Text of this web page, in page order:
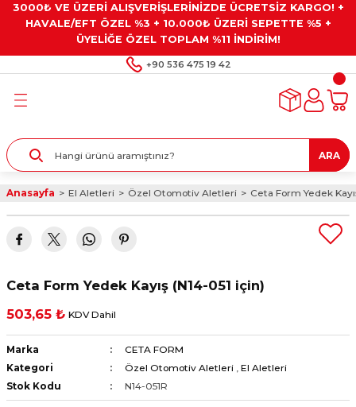
3000₺ VE ÜZERİ ALIŞVERİŞLERİNİZDE ÜCRETSİZ KARGO! +
HAVALE/EFT ÖZEL %3 + 10.000₺ ÜZERİ SEPETTE %5 +
ÜYELİĞE ÖZEL TOPLAM %11 İNDİRİM!
+90 536 475 19 42
Geri Dön
Geri Dön
Geri Dön
Gresler
Geri Dön
Alet Setleri
ve Multimetreler
ve Penseler
Geri Dön
Taşları ve
ARA
Anasayfa El Aletleri Özel Otomotiv Aletleri Ceta Form Yedek
Ceta Form Yedek Kayış (N14-051 için)
503,65 ₺ KDV Dahil
Marka
CETA FORM
Kategori
Özel Otomotiv Aletleri , El Aletleri
Stok Kodu
N14-051R